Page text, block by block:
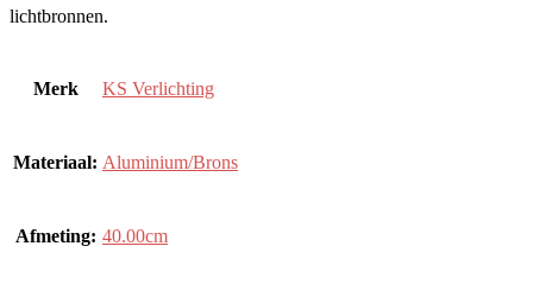
lichtbronnen.
Merk KS Verlichting
Materiaal: Aluminium/Brons
Afmeting: 40.00cm